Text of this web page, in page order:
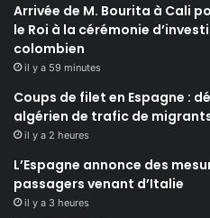
Arrivée de M. Bourita à Cali
le Roi à la cérémonie
colombien
il y a 59 minutes
Coups de filet en Espagne :
algérien de trafic de
il y a 2 heures
L’Espagne annonce des
passagers venant d’Italie
il y a 3 heures